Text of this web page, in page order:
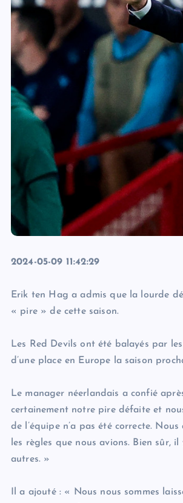
2024-05-09 11:42:29
Erik ten Hag a admis que la lourde
« pire » de cette saison.
Les Red Devils ont été balayés par
d’une place en Europe la saison
Le manager néerlandais a confié
certainement notre pire défaite et
de l’équipe n’a pas été correcte.
les règles que nous avions. Bien sûr,
autres. »
Il a ajouté : « Nous nous sommes